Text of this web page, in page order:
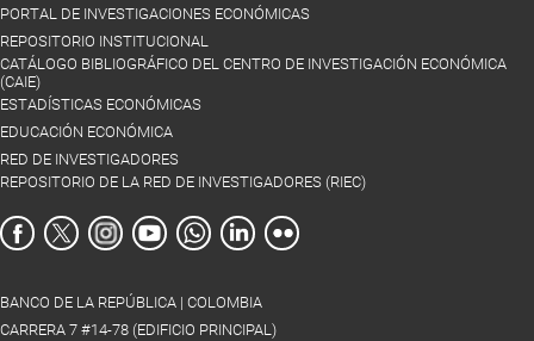
PORTAL DE INVESTIGACIONES ECONÓMICAS
REPOSITORIO INSTITUCIONAL
CATÁLOGO BIBLIOGRÁFICO DEL CENTRO DE INVESTIGACIÓN ECONÓMICA
(CAIE)
ESTADÍSTICAS ECONÓMICAS
EDUCACIÓN ECONÓMICA
RED DE INVESTIGADORES
REPOSITORIO DE LA RED DE INVESTIGADORES (RIEC)
BANCO DE LA REPÚBLICA | COLOMBIA
CARRERA 7 #14-78 (EDIFICIO PRINCIPAL)